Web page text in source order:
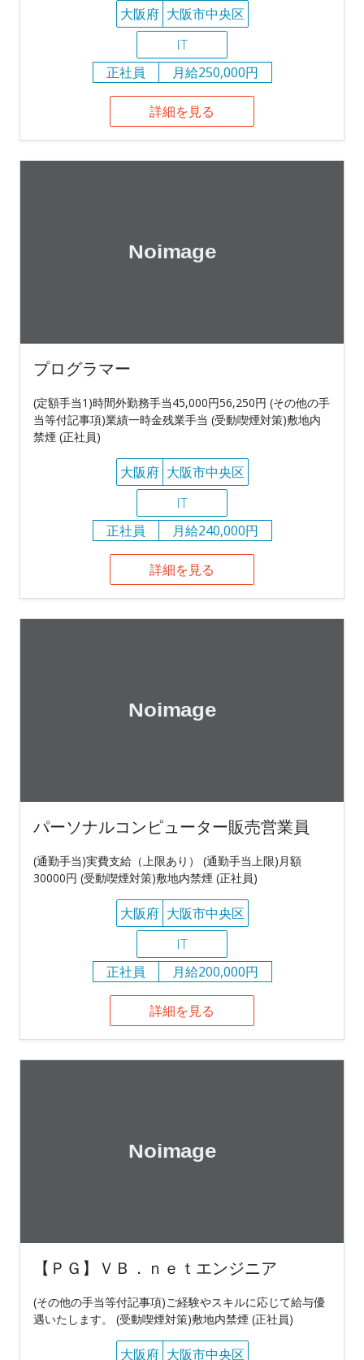
大阪府 大阪市中央区
IT
正社員
月給250,000円
詳細を見る
プログラマー
(定額手当1)時間外勤務手当45,000円56,250円 (その他の手
当等付記事項)業績一時金残業手当 (受動喫煙対策)敷地内
禁煙 (正社員)
大阪府 大阪市中央区
IT
正社員
月給240,000円
詳細を見る
パーソナルコンピューター販売営業員
(通勤手当)実費支給（上限あり） (通勤手当上限)月額
30000円 (受動喫煙対策)敷地内禁煙 (正社員)
大阪府 大阪市中央区
IT
正社員
月給200,000円
詳細を見る
【ＰＧ】ＶＢ．ｎｅｔエンジニア
(その他の手当等付記事項)ご経験やスキルに応じて給与優
遇いたします。 (受動喫煙対策)敷地内禁煙 (正社員)
大阪府 大阪市中央区